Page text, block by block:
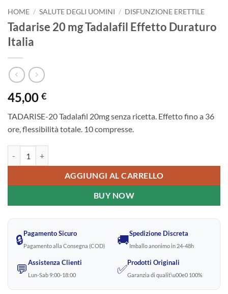
HOME / SALUTE DEGLI UOMINI / DISFUNZIONE ERETTILE
Tadarise 20 mg Tadalafil Effetto Duraturo
Italia
45,00 €
TADARISE-20 Tadalafil 20mg senza ricetta. Effetto fino a 36
ore, flessibilità totale. 10 compresse.
AGGIUNGI AL CARRELLO
BUY NOW
🔒Pagamento Sicuro
Pagamento alla Consegna (COD) 🚚Spedizione Discreta
Imballo anonimo in 24-48h
💬Assistenza Clienti
Lun-Sab 9:00-18:00 ✅Prodotti Originali
Garanzia di qualit\u00e0 100%